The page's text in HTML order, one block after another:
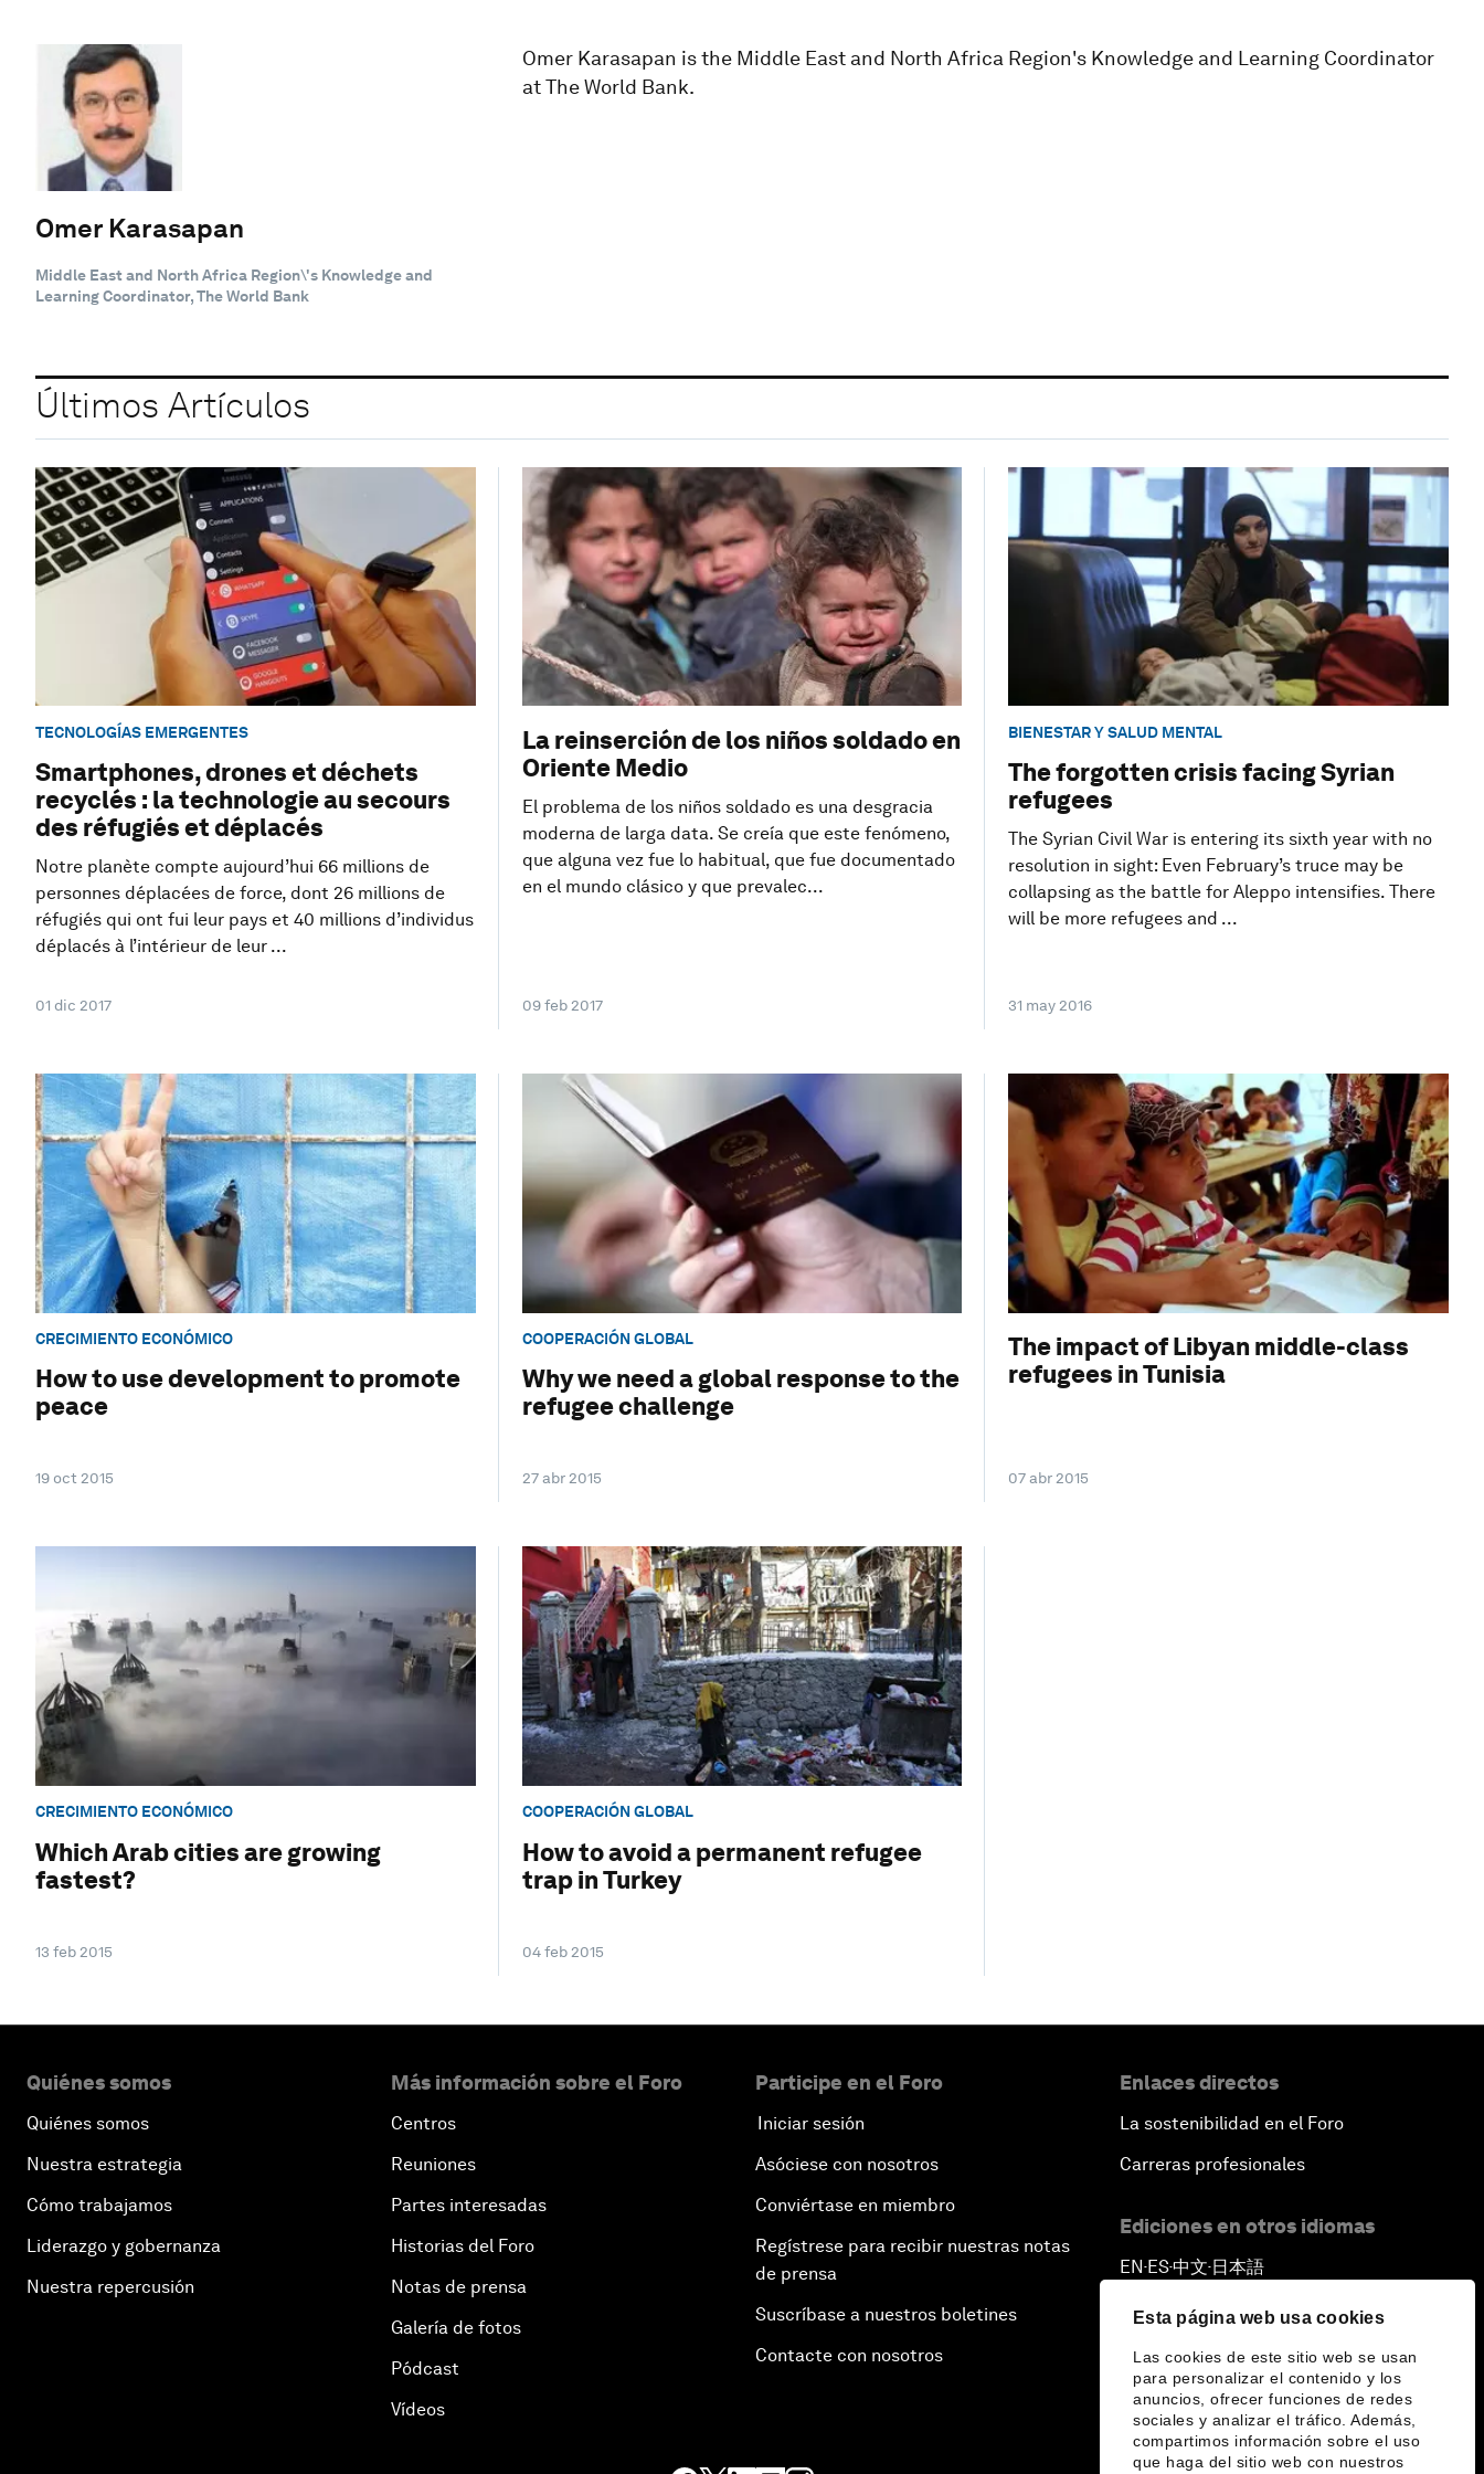
Esta página web usa cookies
Las cookies de este sitio web se usan
para personalizar el contenido y los
anuncios, ofrecer funciones de redes
sociales y analizar el tráfico. Además,
compartimos información sobre el uso
que haga del sitio web con nuestros
Omer Karasapan
Middle East and North Africa Region\'s Knowledge and
Learning Coordinator, The World Bank
Omer Karasapan is the Middle East and North Africa Region's Knowledge and Learning Coordinator
at The World Bank.
Últimos Artículos
TECNOLOGÍAS EMERGENTES
Smartphones, drones et déchets
recyclés : la technologie au secours
des réfugiés et déplacés
Notre planète compte aujourd’hui 66 millions de
personnes déplacées de force, dont 26 millions de
réfugiés qui ont fui leur pays et 40 millions d’individus
déplacés à l’intérieur de leur ...
01 dic 2017
La reinserción de los niños soldado en
Oriente Medio
El problema de los niños soldado es una desgracia
moderna de larga data. Se creía que este fenómeno,
que alguna vez fue lo habitual, que fue documentado
en el mundo clásico y que prevalec...
09 feb 2017
BIENESTAR Y SALUD MENTAL
The forgotten crisis facing Syrian
refugees
The Syrian Civil War is entering its sixth year with no
resolution in sight: Even February’s truce may be
collapsing as the battle for Aleppo intensifies. There
will be more refugees and ...
31 may 2016
CRECIMIENTO ECONÓMICO
How to use development to promote
peace
19 oct 2015
COOPERACIÓN GLOBAL
Why we need a global response to the
refugee challenge
27 abr 2015
The impact of Libyan middle-class
refugees in Tunisia
07 abr 2015
CRECIMIENTO ECONÓMICO
Which Arab cities are growing
fastest?
13 feb 2015
COOPERACIÓN GLOBAL
How to avoid a permanent refugee
trap in Turkey
04 feb 2015
Quiénes somos
Quiénes somos
Nuestra estrategia
Cómo trabajamos
Liderazgo y gobernanza
Nuestra repercusión
Más información sobre el Foro
Centros
Reuniones
Partes interesadas
Historias del Foro
Notas de prensa
Galería de fotos
Pódcast
Vídeos
Participe en el Foro
Iniciar sesión
Asóciese con nosotros
Conviértase en miembro
Regístrese para recibir nuestras notas
de prensa
Suscríbase a nuestros boletines
Contacte con nosotros
Enlaces directos
La sostenibilidad en el Foro
Carreras profesionales
Ediciones en otros idiomas
EN ▪ES▪中文▪ 日本語